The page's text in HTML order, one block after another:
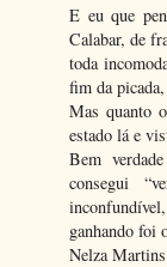
E eu que
Calabar, de
toda
fim da
Mas quanto
estado lá e
Bem
consegui
ganhando foi
Nelza Martins